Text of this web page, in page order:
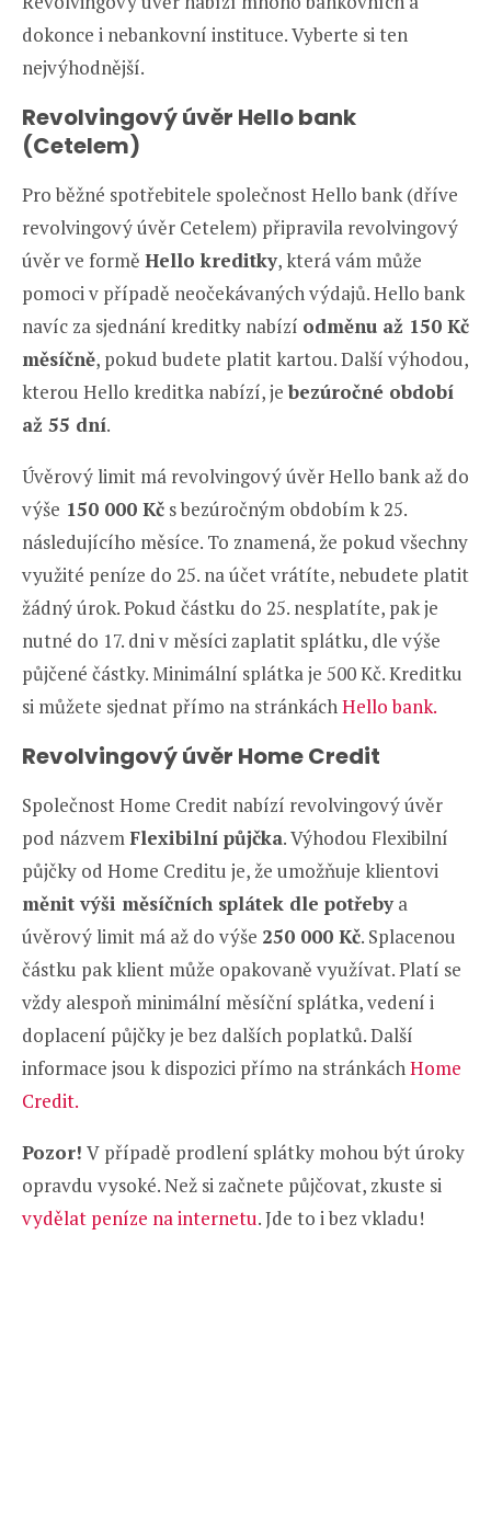
dokonce i nebankovní instituce. Vyberte si ten
nejvýhodnější.
Revolvingový úvěr Hello bank
(Cetelem)
Pro běžné spotřebitele společnost Hello bank (dříve
revolvingový úvěr Cetelem) připravila revolvingový
úvěr ve formě Hello kreditky, která vám může
pomoci v případě neočekávaných výdajů. Hello bank
navíc za sjednání kreditky nabízí odměnu až 150 Kč
měsíčně, pokud budete platit kartou. Další výhodou,
kterou Hello kreditka nabízí, je bezúročné období
až 55 dní.
Úvěrový limit má revolvingový úvěr Hello bank až do
výše 150 000 Kč s bezúročným obdobím k 25.
následujícího měsíce. To znamená, že pokud všechny
využité peníze do 25. na účet vrátíte, nebudete platit
žádný úrok. Pokud částku do 25. nesplatíte, pak je
nutné do 17. dni v měsíci zaplatit splátku, dle výše
půjčené částky. Minimální splátka je 500 Kč. Kreditku
si můžete sjednat přímo na stránkáchHello bank.
Revolvingový úvěr Home Credit
Společnost Home Credit nabízí revolvingový úvěr
pod názvemFlexibilní půjčka. Výhodou Flexibilní
půjčky od Home Creditu je, že umožňuje klientovi
měnit výši měsíčních splátek dle potřebya
úvěrový limit má až do výše 250 000 Kč. Splacenou
částku pak klient může opakovaně využívat. Platí se
vždy alespoň minimální měsíční splátka, vedení i
doplacení půjčky je bez dalších poplatků. Další
informace jsou k dispozici přímo na stránkáchHome
Credit.
Pozor! V případě prodlení splátky mohou být úroky
opravdu vysoké. Než si začnete půjčovat, zkuste si
vydělat peníze na internetu. Jde to i bez vkladu!